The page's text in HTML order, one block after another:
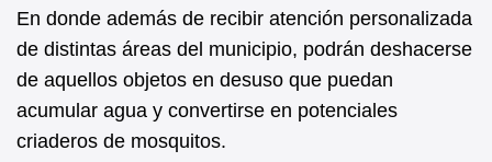
En donde además de recibir atención personalizada
de distintas áreas del municipio, podrán deshacerse
de aquellos objetos en desuso que puedan
acumular agua y convertirse en potenciales
criaderos de mosquitos.